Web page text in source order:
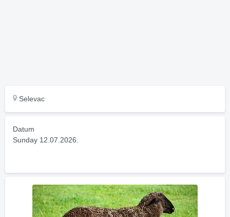
Selevac
Datum
Sunday 12.07.2026.